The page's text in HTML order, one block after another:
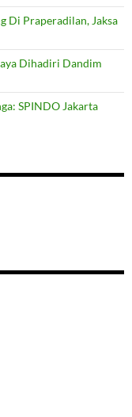
Di Praperadilan, Jaksa
Dihadiri Dandim
SPINDO Jakarta